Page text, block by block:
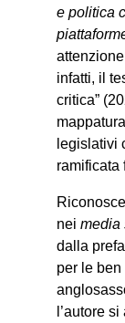
e politica
infatti, il
critica”
legislativi
ramificata
neimedia
dalla
per le
l’autore